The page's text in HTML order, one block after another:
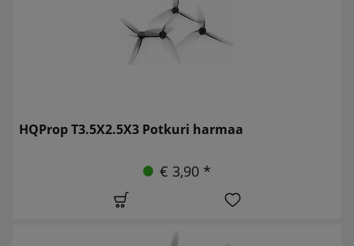
HQProp T3.5X2.5X3 Potkuri harmaa
€ 3,90 *